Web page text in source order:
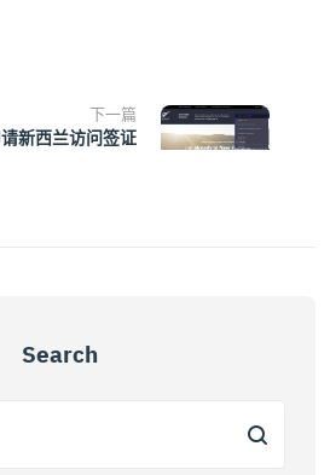
下一篇
新西兰访问签证
Search